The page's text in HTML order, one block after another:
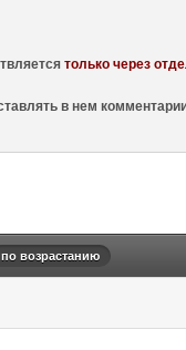
только через
в нем
по возрастанию